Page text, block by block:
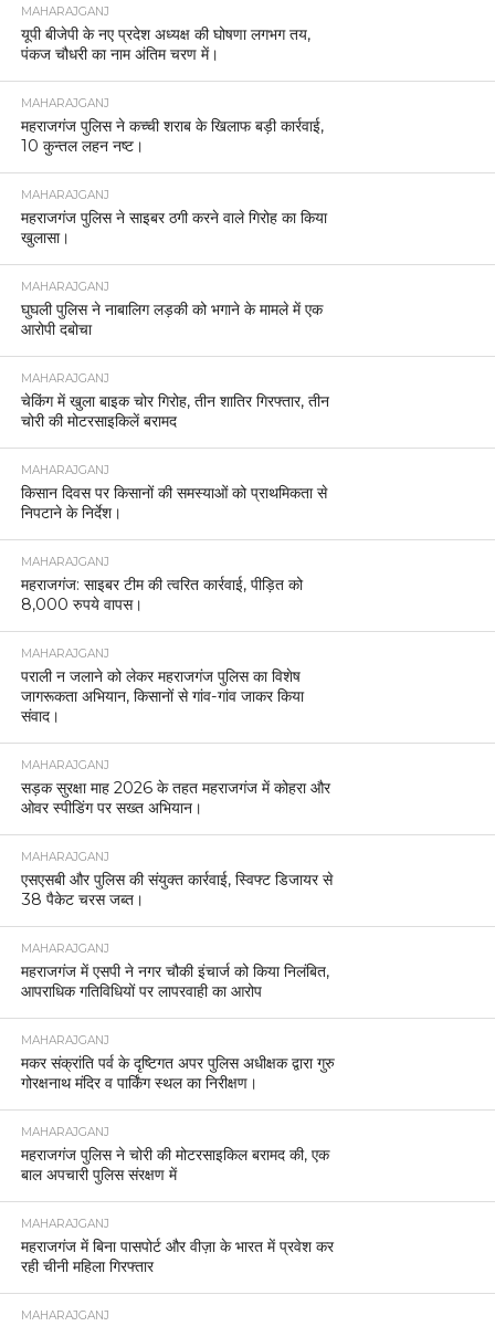
MAHARAJGANJ
यूपी बीजेपी के नए प्रदेश अध्यक्ष की घोषणा लगभग तय,
पंकज चौधरी का नाम अंतिम चरण में।
MAHARAJGANJ
महराजगंज पुलिस ने कच्ची शराब के खिलाफ बड़ी कार्रवाई,
10 कुन्तल लहन नष्ट।
MAHARAJGANJ
महराजगंज पुलिस ने साइबर ठगी करने वाले गिरोह का किया
खुलासा।
MAHARAJGANJ
घुघली पुलिस ने नाबालिग लड़की को भगाने के मामले में एक
आरोपी दबोचा
MAHARAJGANJ
चेकिंग में खुला बाइक चोर गिरोह, तीन शातिर गिरफ्तार, तीन
चोरी की मोटरसाइकिलें बरामद
MAHARAJGANJ
किसान दिवस पर किसानों की समस्याओं को प्राथमिकता से
निपटाने के निर्देश।
MAHARAJGANJ
महराजगंज: साइबर टीम की त्वरित कार्रवाई, पीड़ित को
8,000 रुपये वापस।
MAHARAJGANJ
पराली न जलाने को लेकर महराजगंज पुलिस का विशेष
जागरूकता अभियान, किसानों से गांव-गांव जाकर किया
संवाद।
MAHARAJGANJ
सड़क सुरक्षा माह 2026 के तहत महराजगंज में कोहरा और
ओवर स्पीडिंग पर सख्त अभियान।
MAHARAJGANJ
एसएसबी और पुलिस की संयुक्त कार्रवाई, स्विफ्ट डिजायर से
38 पैकेट चरस जब्त।
MAHARAJGANJ
महराजगंज में एसपी ने नगर चौकी इंचार्ज को किया निलंबित,
आपराधिक गतिविधियों पर लापरवाही का आरोप
MAHARAJGANJ
मकर संक्रांति पर्व के दृष्टिगत अपर पुलिस अधीक्षक द्वारा गुरु
गोरक्षनाथ मंदिर व पार्किंग स्थल का निरीक्षण।
MAHARAJGANJ
महराजगंज पुलिस ने चोरी की मोटरसाइकिल बरामद की, एक
बाल अपचारी पुलिस संरक्षण में
MAHARAJGANJ
महराजगंज में बिना पासपोर्ट और वीज़ा के भारत में प्रवेश कर
रही चीनी महिला गिरफ्तार
MAHARAJGANJ